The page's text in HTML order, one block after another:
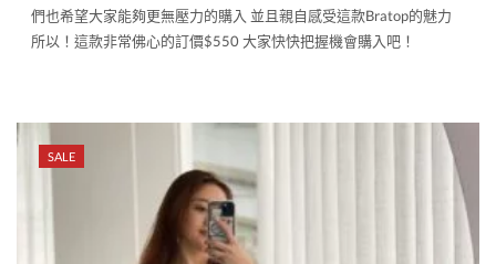
們也希望大家能夠更無壓力的購入 並且親自感受這款Bratop的魅力
所以！這款非常佛心的訂價$550 大家快快把握機會購入吧！
SALE